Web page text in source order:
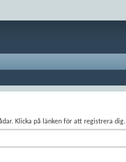
Klicka på länken för att registrera dig.